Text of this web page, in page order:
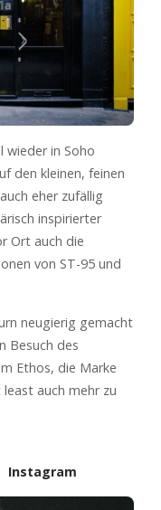
wieder in Soho
den kleinen, feinen
eher zufällig
inspirierter
Ort auch die
von ST-95 und
neugierig gemacht
Besuch des
Ethos, die Marke
auch mehr zu
Instagram